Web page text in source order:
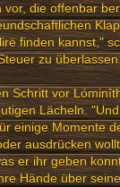
die offenbar
finden kannst,"
zu
Schritt vor
Lächeln.
einige Momente
ausdrücken
er ihr geben
Hände über